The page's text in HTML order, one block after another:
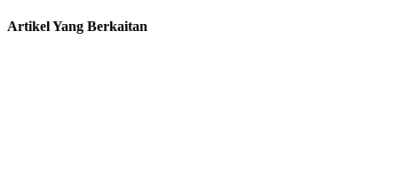
Artikel Yang Berkaitan